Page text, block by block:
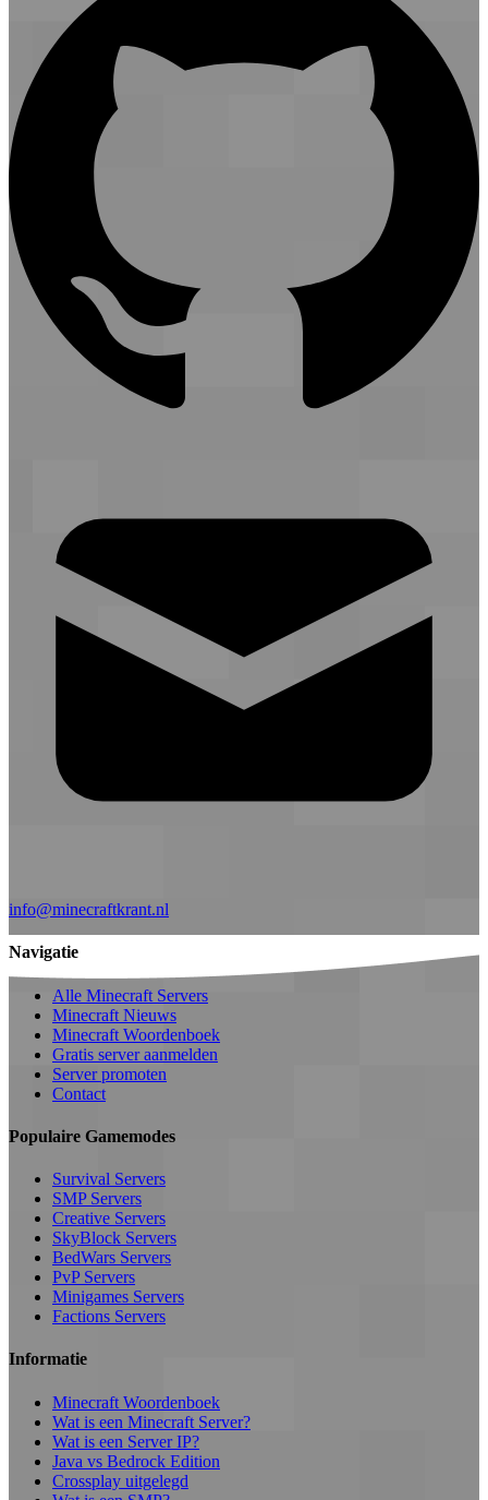
info@minecraftkrant.nl
Navigatie
Alle Minecraft Servers
Minecraft Nieuws
Minecraft Woordenboek
Gratis server aanmelden
Server promoten
Contact
Populaire Gamemodes
Survival Servers
SMP Servers
Creative Servers
SkyBlock Servers
BedWars Servers
PvP Servers
Minigames Servers
Factions Servers
Informatie
Minecraft Woordenboek
Wat is een Minecraft Server?
Wat is een Server IP?
Java vs Bedrock Edition
Crossplay uitgelegd